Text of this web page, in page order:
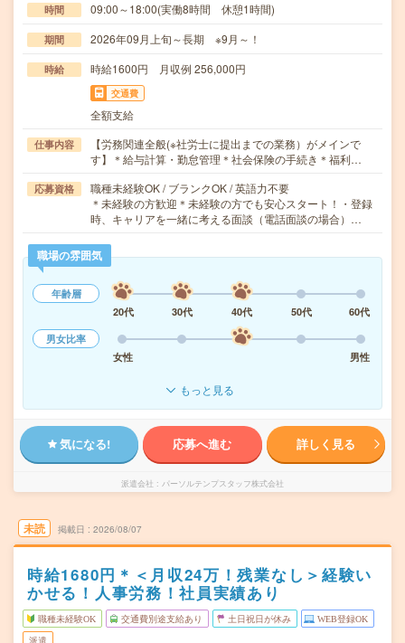
時間 09:00～18:00(実働8時間 休憩1時間)
期間 2026年09月上旬～長期 ※9月～！
時給 時給1600円 月収例 256,000円
交通費
全額支給
仕事内容
【労務関連全般(※社労士に提出までの業務）がメインで
す】＊給与計算・勤怠管理＊社会保険の手続き＊福利…
応募資格
職種未経験OK / ブランクOK / 英語力不要
＊未経験の方歓迎＊未経験の方でも安心スタート！・登録
時、キャリアを一緒に考える面談（電話面談の場合）…
職場の雰囲気
年齢層
20代
30代 40代 50代
60代
男女比率
女性
男性
もっと見る
気になる! 応募へ進む 詳しく見る
派遣会社 パーソルテンプスタッフ株式会社
未読 掲載日 2026/08/07
時給1680円＊＜月収24万！残業なし＞経験い
かせる！人事労務！社員実績あり
職種未経験OK 交通費別途支給あり 土日祝日が休み WEB登録OK
派遣